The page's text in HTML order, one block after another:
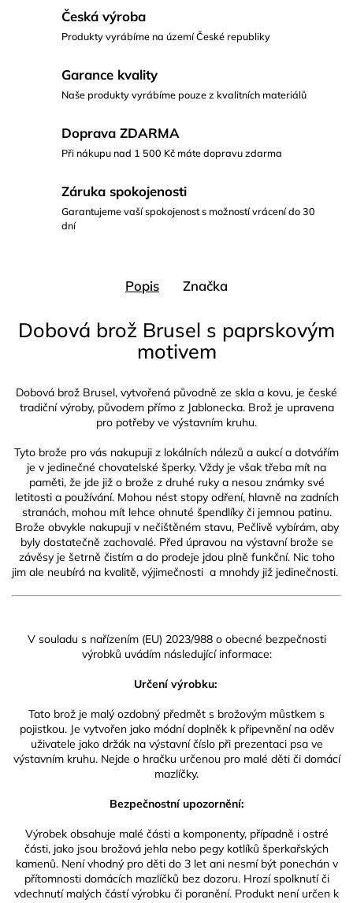
Česká výroba
Produkty vyrábíme na území České republiky
Garance kvality
Naše produkty vyrábíme pouze z kvalitních materiálů
Doprava ZDARMA
Při nákupu nad 1 500 Kč máte dopravu zdarma
Záruka spokojenosti
Garantujeme vaší spokojenost s možností vrácení do 30
dní
Popis Značka
Dobová brož Brusel s paprskovým
motivem
Dobová brož Brusel, vytvořená původně ze skla a kovu, je české
tradiční výroby, původem přímo z Jablonecka. Brož je upravena
pro potřeby ve výstavním kruhu.
Tyto brože pro vás nakupuji z lokálních nálezů a aukcí a dotvářím
je v jedinečné chovatelské šperky. Vždy je však třeba mít na
paměti, že jde již o brože z druhé ruky a nesou známky své
letitosti a používání. Mohou nést stopy odření, hlavně na zadních
stranách, mohou mít lehce ohnuté špendlíky či jemnou patinu.
Brože obvykle nakupuji v nečištěném stavu, Pečlivě vybírám, aby
byly dostatečně zachovalé. Před úpravou na výstavní brože se
závěsy je šetrně čistím a do prodeje jdou plně funkční. Nic toho
jim ale neubírá na kvalitě, výjimečnosti a mnohdy již jedinečnosti.
V souladu s nařízením (EU) 2023/988 o obecné bezpečnosti
výrobků uvádím následující informace:
Určení výrobku:
Tato brož je malý ozdobný předmět s brožovým můstkem s
pojistkou. Je vytvořen jako módní doplněk k připevnění na oděv
uživatele jako držák na výstavní číslo při prezentaci psa ve
výstavním kruhu. Nejde o hračku určenou pro malé děti či domácí
mazlíčky.
Bezpečnostní upozornění:
Výrobek obsahuje malé části a komponenty, případně i ostré
části, jako jsou brožová jehla nebo pegy kotlíků šperkařských
kamenů. Není vhodný pro děti do 3 let ani nesmí být ponechán v
přítomnosti domácích mazlíčků bez dozoru. Hrozí spolknutí či
vdechnutí malých částí výrobku či poranění. Produkt není určen k